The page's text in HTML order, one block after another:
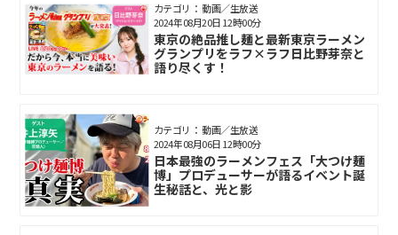
カテゴリ： 動画／生放送
東京の絶品推し麺と最新東京ラーメン
グランプリをラフ×ラフ日比野芽奈と
語り尽くす！
2024年08月20日 12時00分
カテゴリ： 動画／生放送
日本最強のラーメンフェス「大つけ麺
博」プロデューサーが語るイベント誕
生秘話と、光と影
2024年08月06日 12時00分